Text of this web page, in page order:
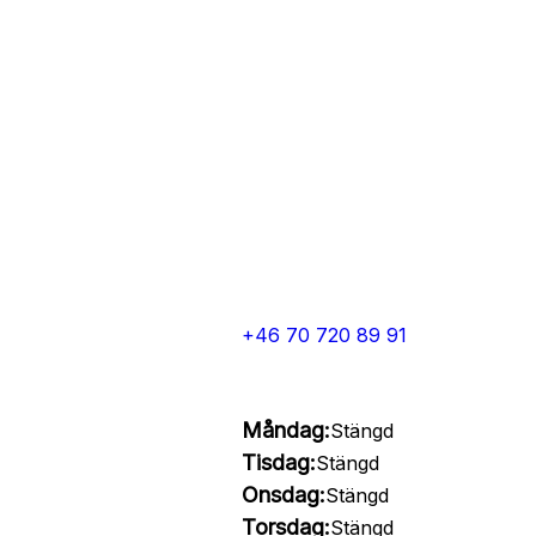
+46 70 720 89 91
Måndag:Stängd
Tisdag:Stängd
Onsdag:Stängd
Torsdag:Stängd